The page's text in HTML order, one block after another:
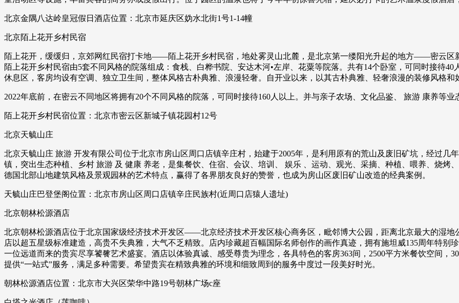
北京金隅八达岭皇冠假日酒店位置：北京市延庆区妫水北街1号1-14幢
北京陌上花开乡村民宿
陌上花开，缓缓归，京郊网红民宿打卡地——陌上花开乡村民宿，地处雾灵山北麓，是北京第一缕阳光升起的地方——密云区
陌上花开乡村民宿由5套不同风格的院落组成：食栈、白桦书院、安达木河•左岸、花粟等院落。共有14个卧室，可同时接待
休息区，客房均设有空调、独立卫生间，整体风格古朴典雅、浪漫轻奢。自开业以来，以其古朴典雅、轻奢浪漫的装修风格
2022年底前，在密云不同地区将拥有20个不同风格的院落，可同时接待160人以上。并与亲子农场、文化品鉴、 旅游 康养等
陌上花开乡村民宿位置：北京市密云区新城子镇花园村12号
北京天毓山庄
北京天毓山庄 旅游 开发有限公司位于北京市房山区周口店镇辛庄村，始建于2005年，是利用原有的荒山及废旧矿坑，经过几
镇，突出生态种植、乡村 旅游 及 健康 养老，是集餐饮、住宿、会议、培训、 娱乐 、运动、观光、采摘、种植、喂养、烧烤
德国北部山地建筑风格及景观园林的艺术特点，赢得了各界朋友良好的赞誉，也成为房山区废旧矿山改造的经典案例。
天毓山庄巴登堡阁位置：北京市房山区周口店镇辛庄民族村(近周口店猿人遗址)
北京朝林松源酒店
北京朝林松源酒店位于北京国家级经济技术开发区——北京经济技术开发区核心商务区，毗邻博大公园，距离北京最大的湿
店以超五星级标准建造，高贵不失典雅，大气不乏精致。店内珍藏超百幅国际名师创作的画作真迹，拥有施坦威135周年特别
一位远道而来的贵宾尽享饕餮艺术盛宴。酒店以体验真诚、感受尊贵为理念，各具特色的客房363间，2500平方米餐饮空间，
提供“一站式”服务，满足多种需要。希望贵宾在精致典雅的环境和细致周到的服务中度过一段美好时光。
朝林松源酒店位置：北京市大兴区荣华中路19号朝林广场c座